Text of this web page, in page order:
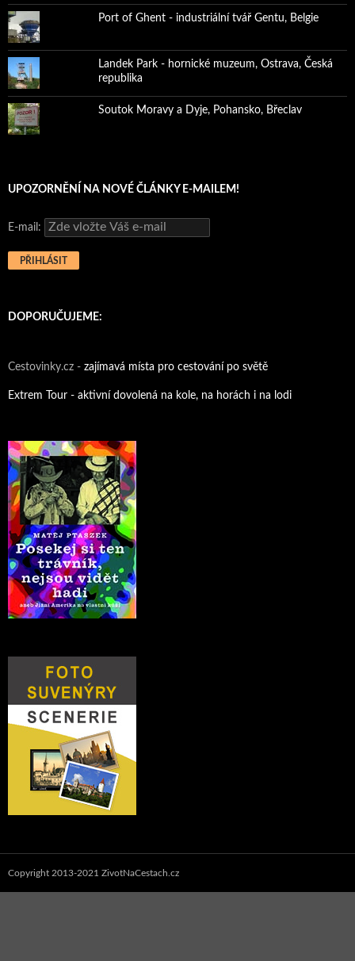
Port of Ghent - industriální tvář Gentu, Belgie
Landek Park - hornické muzeum, Ostrava, Česká
republika
Soutok Moravy a Dyje, Pohansko, Břeclav
UPOZORNĚNÍ NA NOVÉ ČLÁNKY E-MAILEM!
E-mail:
DOPORUČUJEME:
Cestovinky.cz - zajímavá místa pro cestování po světě
Extrem Tour - aktivní dovolená na kole, na horách i na lodi